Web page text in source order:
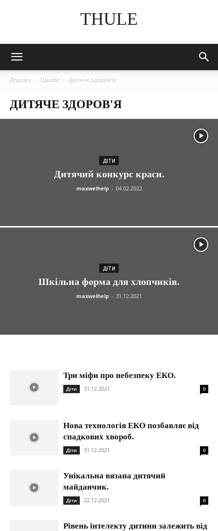
THULE
Додому Цікаве Дитяче здоров'я
ДИТЯЧЕ ЗДОРОВ'Я
ДІТИ
Дитячий конкурс краси.
maxwelhelp - 04.02.2022
ДІТИ
Шкільна форма для хлопчиків.
maxwelhelp - 31.12.2021
Три міфи про небезпеку ЕКО.
Діти 31.12.2021 0
Нова технологія ЕКО позбавляє від
спадкових хвороб.
Діти 31.12.2021 0
Унікальна вязана дитячий
майданчик.
Діти 22.12.2021 0
Рівень інтелекту дитини залежить від